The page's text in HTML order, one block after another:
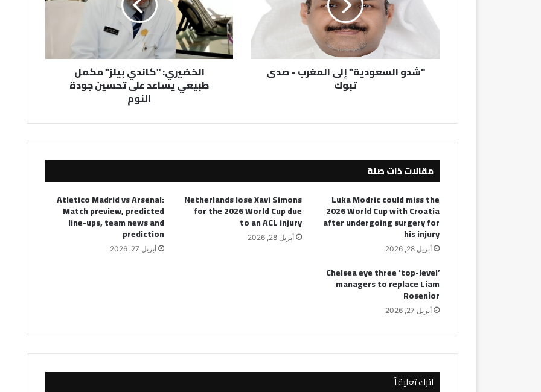
صدى
تبوك
"شدو السعودية" إلى المغرب - صدى
تبوك
يساعد
على
تحسين
جودة
الخضيري: "كاندي بيلز" مكمل
طبيعي يساعد على تحسين جودة
النوم
مقالات ذات صلة
Luka Modric could miss the
2026 World Cup with Croatia
after undergoing surgery for
his injury
أبريل 28, 2026
Netherlands lose Xavi Simons
for the 2026 World Cup due
to an ACL injury
أبريل 28, 2026
Atletico Madrid vs Arsenal:
Match preview, predicted
line-ups, team news and
prediction
أبريل 27, 2026
Chelsea eye three ‘top-level’
managers to replace Liam
Rosenior
أبريل 27, 2026
اترك تعليقاً